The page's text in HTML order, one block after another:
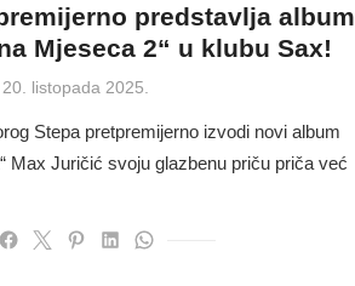
predstavlja album
Mjeseca 2“ u klubu Sax!
Posted
20. listopada 2025.
Stepa pretpremijerno izvodi novi album
Max Juričić svoju glazbenu priču priča već